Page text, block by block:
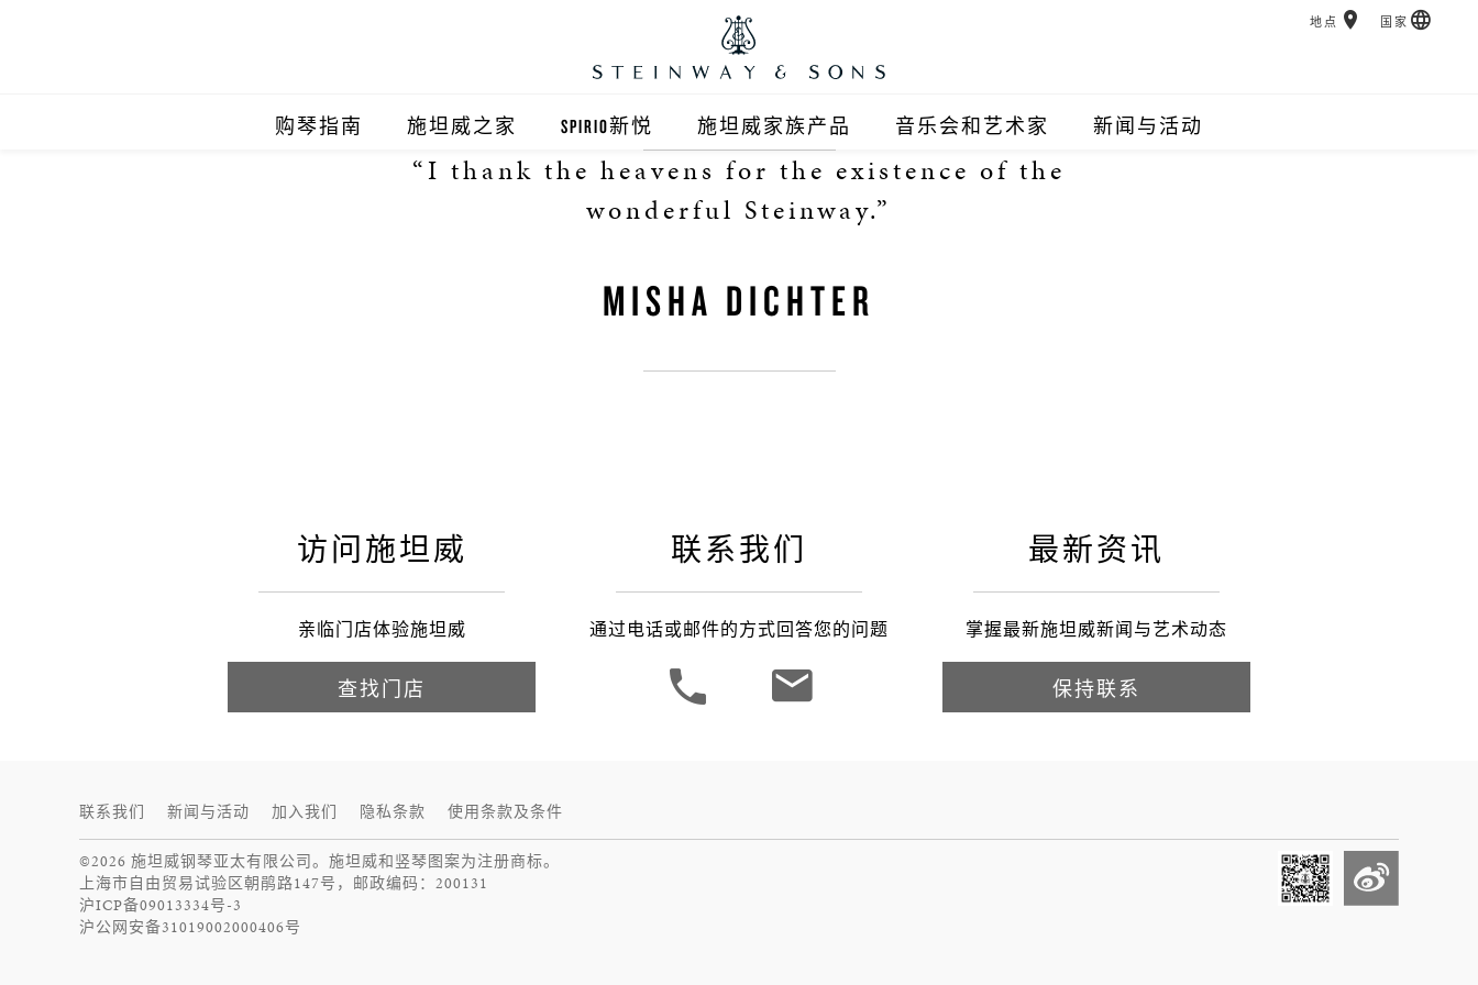
购琴指南 施坦威之家
施坦威之家北京
SPIRIO新悦 施坦威家族产品
施坦威钢琴
郎朗钢琴
音乐会和艺术家 新闻与活动
地点 国家
“I thank the heavens for the existence of the
wonderful Steinway.”
MISHA DICHTER
访问施坦威
亲临门店体验施坦威
查找门店
联系我们
通过电话或邮件的方式回答您的问题
最新资讯
掌握最新施坦威新闻与艺术动态
保持联系
联系我们 新闻与活动 加入我们 隐私条款 使用条款及条件
©2026 施坦威钢琴亚太有限公司。施坦威和竖琴图案为注册商标。
上海市自由贸易试验区朝鹃路147号，邮政编码：200131
沪ICP备09013334号-3
沪公网安备31019002000406号